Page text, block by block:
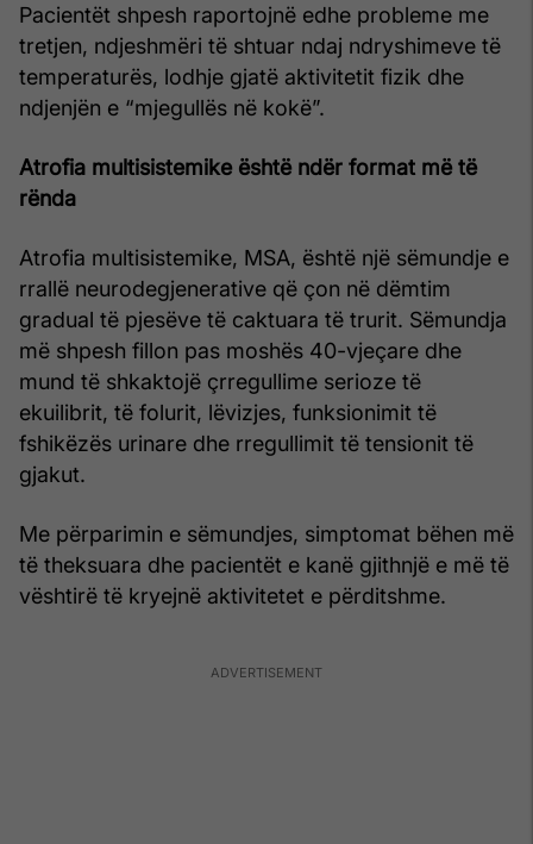
Pacientët shpesh raportojnë edhe probleme me
tretjen, ndjeshmëri të shtuar ndaj ndryshimeve të
temperaturës, lodhje gjatë aktivitetit fizik dhe
ndjenjën e “mjegullës në kokë”.
Atrofia multisistemike është ndër format më të
rënda
Atrofia multisistemike, MSA, është një sëmundje e
rrallë neurodegjenerative që çon në dëmtim
gradual të pjesëve të caktuara të trurit. Sëmundja
më shpesh fillon pas moshës 40-vjeçare dhe
mund të shkaktojë çrregullime serioze të
ekuilibrit, të folurit, lëvizjes, funksionimit të
fshikëzës urinare dhe rregullimit të tensionit të
gjakut.
Me përparimin e sëmundjes, simptomat bëhen më
të theksuara dhe pacientët e kanë gjithnjë e më të
vështirë të kryejnë aktivitetet e përditshme.